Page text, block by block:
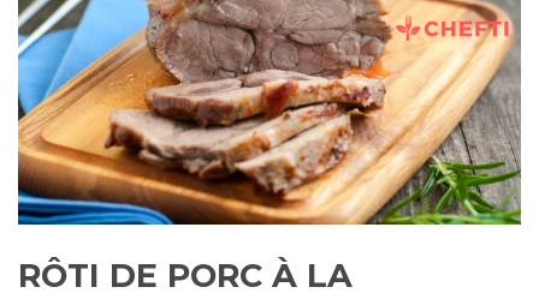
RÔTI DE PORC À LA